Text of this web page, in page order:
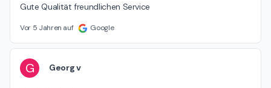
Gute Qualität freundlichen Service
Vor 5 Jahren auf Google
G Georg v